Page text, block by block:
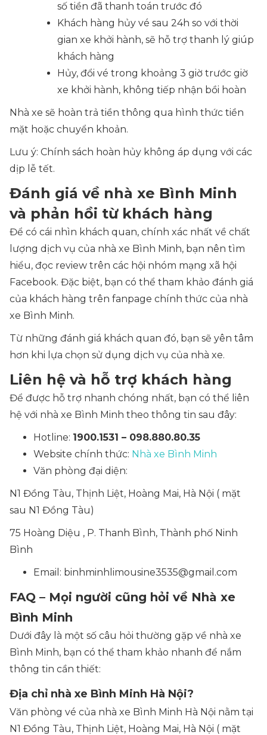
số tiền đã thanh toán trước đó
Khách hàng hủy vé sau 24h so với thời
gian xe khởi hành, sẽ hỗ trợ thanh lý giúp
khách hàng
Hủy, đổi vé trong khoảng 3 giờ trước giờ
xe khởi hành, không tiếp nhận bồi hoàn
Nhà xe sẽ hoàn trả tiền thông qua hình thức tiền
mặt hoặc chuyển khoản.
Lưu ý: Chính sách hoàn hủy không áp dụng với các
dịp lễ tết.
Đánh giá về nhà xe Bình Minh
và phản hồi từ khách hàng
Để có cái nhìn khách quan, chính xác nhất về chất
lượng dịch vụ của nhà xe Bình Minh, bạn nên tìm
hiểu, đọc review trên các hội nhóm mạng xã hội
Facebook. Đặc biệt, bạn có thể tham khảo đánh giá
của khách hàng trên fanpage chính thức của nhà
xe Bình Minh.
Từ những đánh giá khách quan đó, bạn sẽ yên tâm
hơn khi lựa chọn sử dụng dịch vụ của nhà xe.
Liên hệ và hỗ trợ khách hàng
Để được hỗ trợ nhanh chóng nhất, bạn có thể liên
hệ với nhà xe Bình Minh theo thông tin sau đây:
Hotline: 1900.1531 – 098.880.80.35
Website chính thức: Nhà xe Bình Minh
Văn phòng đại diện:
N1 Đồng Tàu, Thịnh Liệt, Hoàng Mai, Hà Nội ( mặt
sau N1 Đồng Tàu)
75 Hoàng Diệu , P. Thanh Bình, Thành phố Ninh
Bình
Email: binhminhlimousine3535@gmail.com
FAQ – Mọi người cũng hỏi về Nhà xe
Bình Minh
Dưới đây là một số câu hỏi thường gặp về nhà xe
Bình Minh, bạn có thể tham khảo nhanh để nắm
thông tin cần thiết:
Địa chỉ nhà xe Bình Minh Hà Nội?
Văn phòng vé của nhà xe Bình Minh Hà Nội nằm tại
N1 Đồng Tàu, Thịnh Liệt, Hoàng Mai, Hà Nội ( mặt